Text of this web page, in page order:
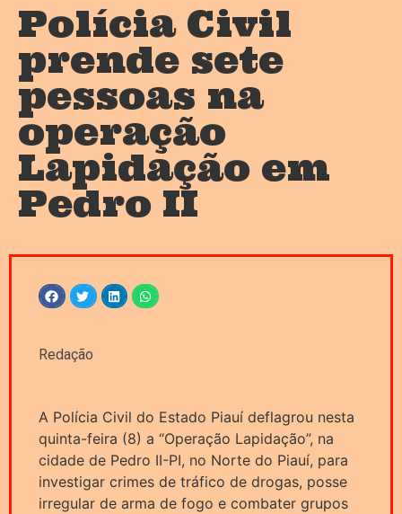
Polícia Civil
prende sete
pessoas na
operação
Lapidação em
Pedro II
Redação
A Polícia Civil do Estado Piauí deflagrou nesta
quinta-feira (8) a “Operação Lapidação”, na
cidade de Pedro II-PI, no Norte do Piauí, para
investigar crimes de tráfico de drogas, posse
irregular de arma de fogo e combater grupos